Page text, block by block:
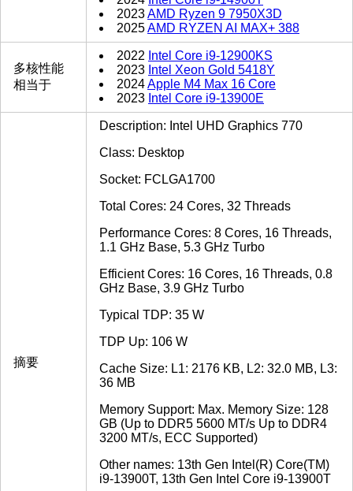
2023AMD Ryzen 9 7950X3D
2025AMD RYZEN AI MAX+ 388
多核性能
相当于
2022 Intel Core i9-12900KS
2023 Intel Xeon Gold 5418Y
2024Apple M4 Max 16 Core
2023 Intel Core i9-13900E
摘要
Description: Intel UHD Graphics 770
Class: Desktop
Socket: FCLGA1700
Total Cores: 24 Cores, 32 Threads
Performance Cores: 8 Cores, 16 Threads,
1.1 GHz Base, 5.3 GHz Turbo
Efficient Cores: 16 Cores, 16 Threads, 0.8
GHz Base, 3.9 GHz Turbo
Typical TDP: 35 W
TDP Up: 106 W
Cache Size: L1: 2176 KB, L2: 32.0 MB, L3:
36 MB
Memory Support: Max. Memory Size: 128
GB (Up to DDR5 5600 MT/s Up to DDR4
3200 MT/s, ECC Supported)
Other names: 13th Gen Intel(R) Core(TM)
i9-13900T, 13th Gen Intel Core i9-13900T